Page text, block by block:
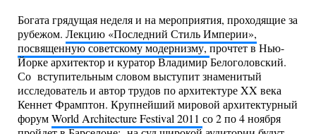
Богата грядущая неделя и на мероприятия, проходящие за
рубежом. Лекцию «Последний Стиль Империи»,
посвященную советскому модернизму,прочтет в Нью-
Йорке архитектор и куратор Владимир Белоголовский.
Со вступительным словом выступит знаменитый
исследователь и автор трудов по архитектуре XX века
Кеннет Фрамптон. Крупнейший мировой архитектурный
форумWorld Architecture Festival 2011 со 2 по 4 ноября